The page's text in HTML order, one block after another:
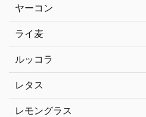
ヤーコン
ライ麦
ルッコラ
レタス
レモングラス